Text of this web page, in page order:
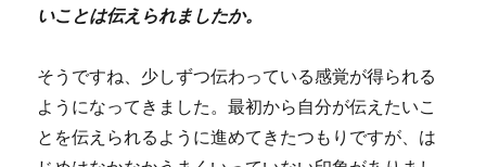
いことは伝えられましたか。
そうですね、少しずつ伝わっている感覚が得られる
ようになってきました。最初から自分が伝えたいこ
とを伝えられるように進めてきたつもりですが、は